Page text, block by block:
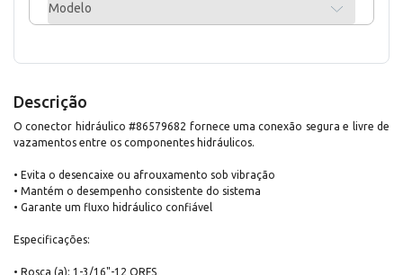
Modelo
Descrição
O conector hidráulico #86579682 fornece uma conexão segura e livre de
vazamentos entre os componentes hidráulicos.
• Evita o desencaixe ou afrouxamento sob vibração
• Mantém o desempenho consistente do sistema
• Garante um fluxo hidráulico confiável
Especificações:
• Rosca (a): 1-3/16"-12 ORFS